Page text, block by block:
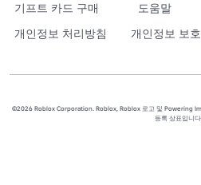
기프트 카드 구매
도움말
개인정보 처리방침
개인정보 보
©2026 Roblox Corporation. Roblox, Roblox 로고 및 Powering
등록 상표입니